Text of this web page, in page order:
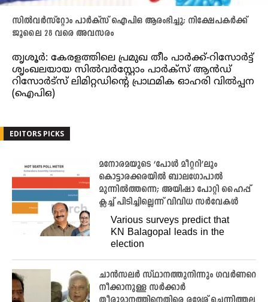
സിൽവർസ്റ്റോം പാർക്സ് ഐപിഒ ആരംഭിച്ചു; നിക്ഷേപകർക്ക്
ജൂലൈ 28 വരെ അവസരം
തൃശൂർ: കേരളത്തിലെ പ്രമുഖ തീം പാർക്ക്-റിസോർട്ട്
ശൃംഖലയായ സിൽവർസ്റ്റോം പാർക്സ് ആൻഡ്
റിസോർട്സ് ലിമിറ്റഡിന്റെ പ്രാഥമിക ഓഹരി വിൽപ്പന
(ഐപിഒ)
EDITORS PICKS
മനോരമയുടെ ‘പോൾ മീറ്ററി’ലും
കൊട്ടാരക്കരയിൽ ബാലഗോപാൽ
മുന്നിൽത്തന്നെ; അയിഷാ പോറ്റി ഹൈപ്പ്
ക്ലച്ച് പിടിച്ചില്ലെന്ന് വിവിധ സർവേകൾ
Various surveys predict that
KN Balagopal leads in the
election
ചാന്‍സലര്‍ സ്ഥാനത്തുനിന്നും ഗവര്‍ണറെ
നീക്കാനുള്ള സര്‍ക്കാര്‍